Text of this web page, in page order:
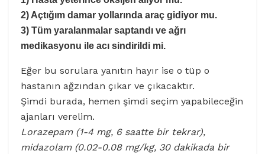
2) Açtığım damar yollarında araç gidiyor mu.
3) Tüm yaralanmalar saptandı ve ağrı
medikasyonu ile acı sindirildi mi.
Eğer bu sorulara yanıtın hayır ise o tüp o
hastanın ağzından çıkar ve çıkacaktır.
Şimdi burada, hemen şimdi seçim yapabileceğin
ajanları verelim.
Lorazepam (1-4 mg, 6 saatte bir tekrar),
midazolam (0.02-0.08 mg/kg, 30 dakikada bir